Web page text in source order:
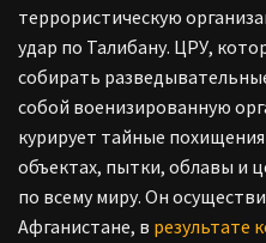
террористическую
удар по Талибану. ЦРУ,
собирать
собой военизированную
курирует тайные
объектах, пытки, облавы и
по всему миру. Он
Афганистане, в результате